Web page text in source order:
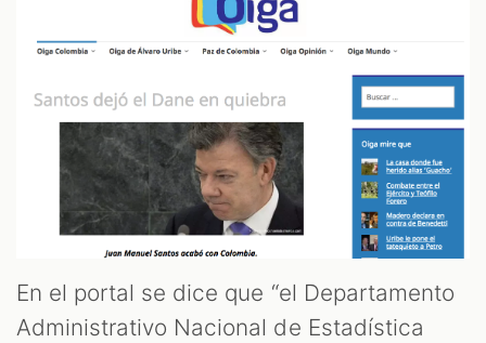
En el portal se dice que “el Departamento
Administrativo Nacional de Estadística